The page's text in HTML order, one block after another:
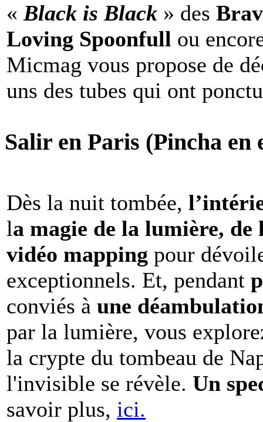
« Black is Black » des
Loving Spoonfull ou
Micmag vous propose de
uns des tubes qui ont
Salir en Paris (Pincha en
Dès la nuit tombée,
la magie de la lumière,
vidéo mapping pour
exceptionnels. Et, pendant
conviés à une
par la lumière, vous
la crypte du tombeau de
l'invisible se révèle. Un
savoir plus, ici.